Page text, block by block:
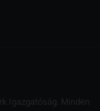
Igazgatóság. Minden